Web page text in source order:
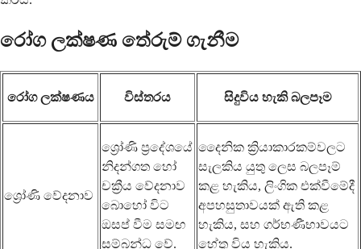
රෝග ලක්ෂණ තේරුම් ගැනීම
රෝග ලක්ෂණය විස්තරය සිදුවිය හැකි බලපෑම
ශ්‍රෝණි වේදනාව
ශ්‍රෝණි ප්‍රදේශයේ
නිදන්ගත හෝ
චක්‍රීය වේදනාව
බොහෝ විට
ඔසප් වීම සමඟ
සම්බන්ධ වේ.
දෛනික ක්‍රියාකාරකම්වලට
සැලකිය යුතු ලෙස බලපෑම්
කළ හැකිය, ලිංගික එක්වීමේදී
අපහසුතාවයක් ඇති කළ
හැකිය, සහ ගර්භණීභාවයට
හේතු විය හැකිය.